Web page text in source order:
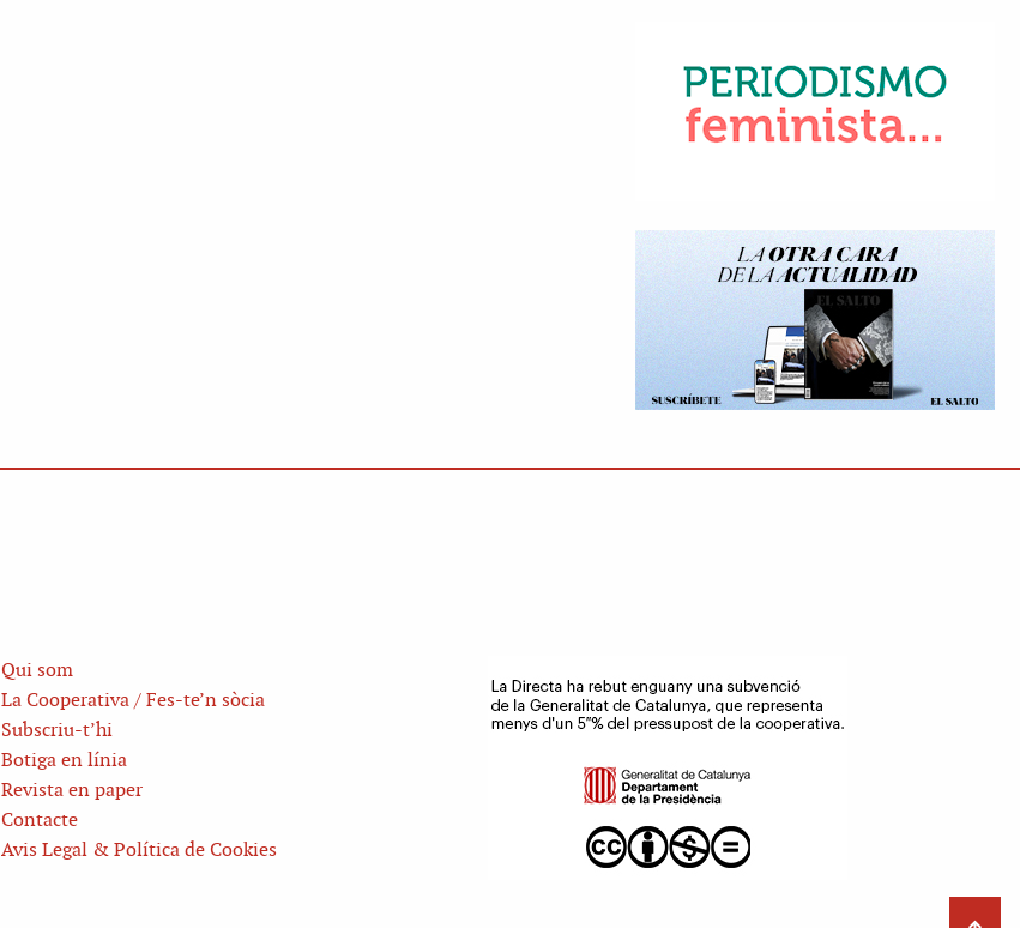
Qui som
La Cooperativa / Fes-te’n sòcia
Subscriu-t’hi
Botiga en línia
Revista en paper
Contacte
Avis Legal & Política de Cookies